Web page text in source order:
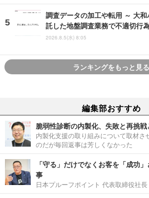
調査データの加工や転用 ～ 大
託した地盤調査業務で不適切行
2026.8.5(水) 8:05
ランキングをもっと見る
編集部おすすめ
脆弱性診断の内製化、失敗と再挑
内製化支援の取り組みについて取材さ
のだが毎回返事は芳しくなかった
「守る」だけでなくお客を「成功
事
日本プルーフポイント 代表取締役社